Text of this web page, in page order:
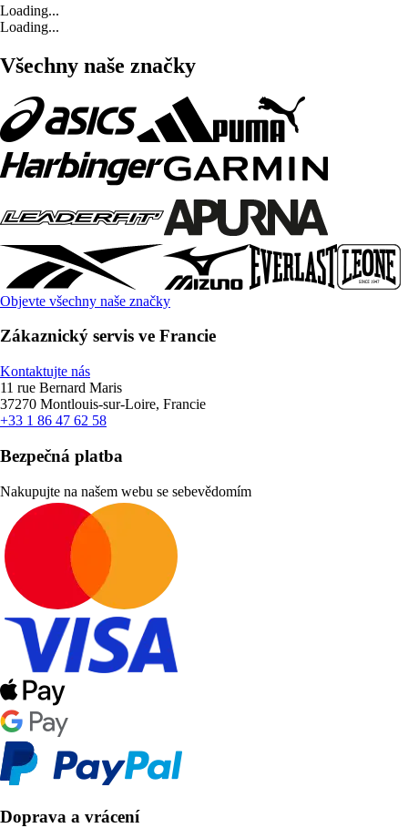
Loading...
Loading...
Všechny naše značky
Objevte všechny naše značky
Zákaznický servis ve Francie
Kontaktujte nás
11 rue Bernard Maris
37270 Montlouis-sur-Loire, Francie
+33 1 86 47 62 58
Bezpečná platba
Nakupujte na našem webu se sebevědomím
Doprava a vrácení